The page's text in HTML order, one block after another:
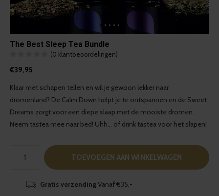
The Best Sleep Tea Bundle
(0 klantbeoordelingen)
€39,95
Klaar met schapen tellen en wil je gewoon lekker naar
dromenland? De Calm Down helpt je te ontspannen en de Sweet
Dreams zorgt voor een diepe slaap met de mooiste dromen.
Neem tastea mee naar bed! Uhh... of drink tastea voor het slapen!
TOEVOEGEN AAN WINKELWAGEN
Gratis verzendingVanaf €35,-